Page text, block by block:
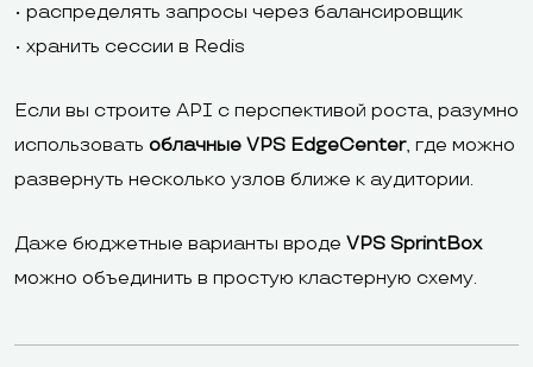
• распределять запросы через балансировщик
• хранить сессии в Redis
Если вы строите API с перспективой роста, разумно
использовать облачные VPS EdgeCenter, где можно
развернуть несколько узлов ближе к аудитории.
Даже бюджетные варианты вроде VPS SprintBox
можно объединить в простую кластерную схему.